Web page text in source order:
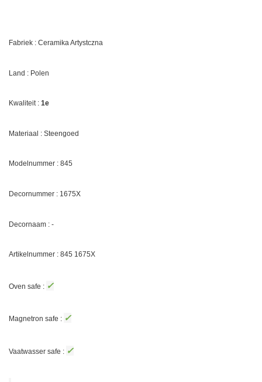
Fabriek : Ceramika Artystczna
Land : Polen
Kwaliteit : 1e
Materiaal : Steengoed
Modelnummer : 845
Decornummer : 1675X
Decornaam : -
Artikelnummer : 845 1675X
Oven safe : ✓
Magnetron safe : ✓
Vaatwasser safe : ✓